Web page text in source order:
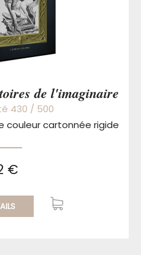
de l'imaginaire
430 / 500
couleur cartonnée rigide
€